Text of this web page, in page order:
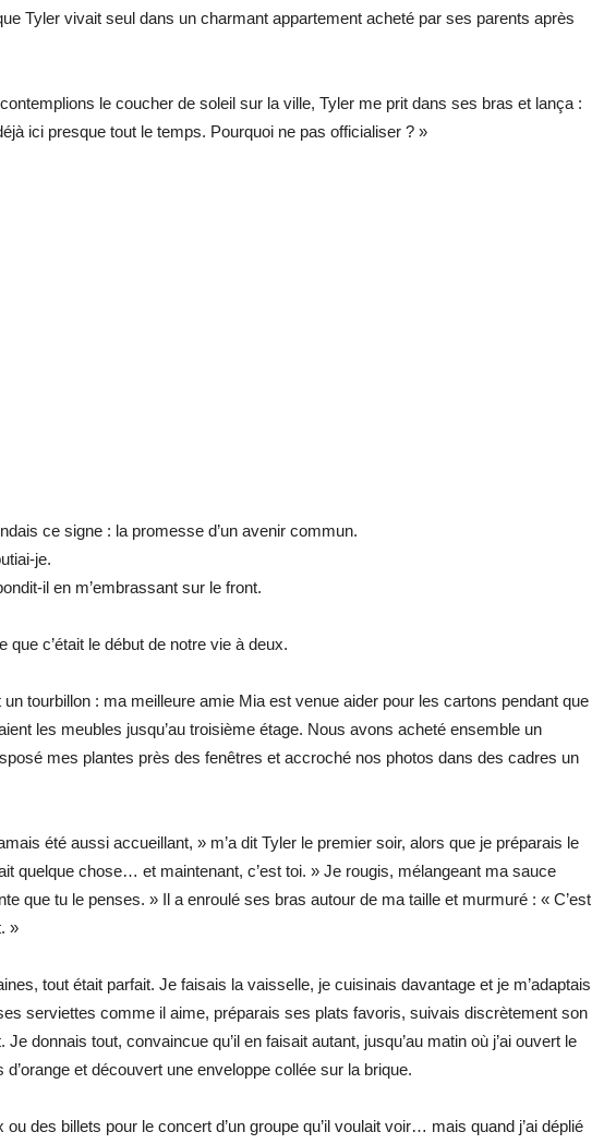
Tyler vivait seul dans un charmant appartement acheté par ses parents après
le coucher de soleil sur la ville, Tyler me prit dans ses bras et lança :
ici presque tout le temps. Pourquoi ne pas officialiser ? »
ce signe : la promesse d’un avenir commun.
je.
il en m’embrassant sur le front.
que c’était le début de notre vie à deux.
tourbillon : ma meilleure amie Mia est venue aider pour les cartons pendant que
les meubles jusqu’au troisième étage. Nous avons acheté ensemble un
mes plantes près des fenêtres et accroché nos photos dans des cadres un
été aussi accueillant, » m’a dit Tyler le premier soir, alors que je préparais le
quelque chose… et maintenant, c’est toi. » Je rougis, mélangeant ma sauce
que tu le penses. » Il a enroulé ses bras autour de ma taille et murmuré : « C’est
»
tout était parfait. Je faisais la vaisselle, je cuisinais davantage et je m’adaptais
serviettes comme il aime, préparais ses plats favoris, suivais discrètement son
Je donnais tout, convaincue qu’il en faisait autant, jusqu’au matin où j’ai ouvert le
d’orange et découvert une enveloppe collée sur la brique.
ou des billets pour le concert d’un groupe qu’il voulait voir… mais quand j’ai déplié